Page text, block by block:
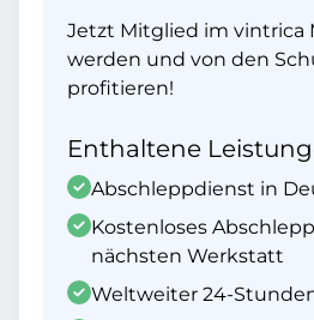
Jetzt Mitglied im vintrica
werden und von den
profitieren!
Enthaltene
Abschleppdienst in
Kostenloses
nächsten Werkstatt
Weltweiter 24-